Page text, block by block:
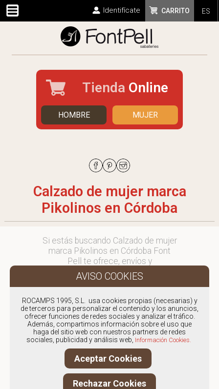
ES
CARRITO
Identifícate
Tienda Online
HOMBRE MUJER
Calzado de mujer marca
Pikolinos en Córdoba
Si estás buscando Calzado de mujer
marca Pikolinos en Córdoba Font
Pell te ofrece, envíos y
devoluciones gratuítos a Península y
Baleares, para otros destinos
en comercial@fontpell.com.
Los envíos a Córdoba gestionados
entre semana se entregarán en
menos de 48 horas; los pedidos
realizados en fin de semana, el
producto se enviará a partir del
lunes.
ROCAMPS 1995, S.L. usa cookies propias (necesarias) y
de terceros para personalizar el contenido y los anuncios,
ofrecer funciones de redes sociales y analizar el tráfico.
Además, compartimos información sobre el uso que
haga del sitio web con nuestros partners de redes
sociales, publicidad y análisis web, Información Cookies.
Aceptar Cookies
Rechazar Cookies